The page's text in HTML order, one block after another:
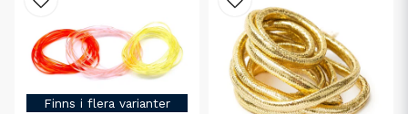
Finns i flera varianter